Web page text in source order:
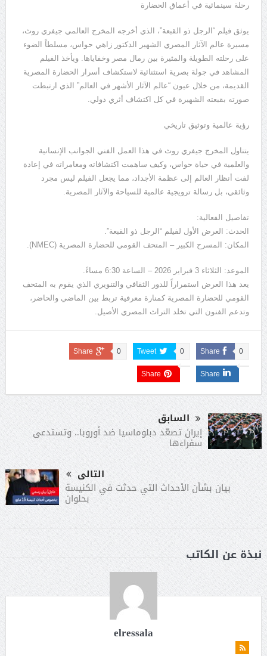
رحلة سينمائية في أعماق الحضارة
يوثق فيلم “الرجل ذو القبعة”، الذي أخرجه المخرج العالمي جيفري روث،
مسيرة عالم الآثار المصري الشهير الدكتور زاهي حواس، مسلطاً الضوء
على رحلته الطويلة والمثيرة بين رمال مصر وخفاياها. ويأخذ الفيلم
المشاهد في جولة بصرية استثنائية لاستكشاف أسرار الحضارة المصرية
القديمة، من خلال عيون “عالم الآثار الأشهر في العالم” الذي ارتبطت
صورته بقبعته الشهيرة في كل اكتشاف أثري دولي.
رؤية عالمية وتوثيق تاريخي
يتناول المخرج جيفري روث في هذا العمل الفني الجوانب الإنسانية
والعلمية في حياة حواس، وكيف ساهمت اكتشافاته ومغامراته في إعادة
لفت أنظار العالم إلى عظمة الأجداد، مما يجعل الفيلم ليس مجرد
وثائقي، بل رسالة ترويجية عالمية للسياحة والآثار المصرية.
تفاصيل الفعالية:
الحدث: العرض الأول لفيلم “الرجل ذو القبعة”.
المكان: المسرح الكبير – المتحف القومي للحضارة المصرية (NMEC).
الموعد: الثلاثاء 3 فبراير 2026 – الساعة 6:30 مساءً.
يعد هذا العرض استمراراً للدور الثقافي والتنويري الذي يقوم به المتحف
القومي للحضارة المصرية كمنارة معرفية تربط بين الماضي والحاضر،
وتدعم الفنون التي تخلد التراث المصري الأصيل.
Share 0
Tweet 0
Share 0
Share
Share
السابق
إيران تصعّد دبلوماسيا ضد أوروبا.. وتستدعى
سفراءها
التالى
بيان بشأن الأحداث التي حدثت في الكنيسة
بحلوان
نبذة عن الكاتب
elressala